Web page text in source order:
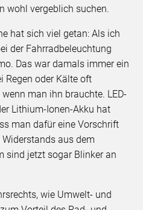
wohl vergeblich suchen.
hat sich viel getan: Als ich
der Fahrradbeleuchtung
Das war damals immer ein
Regen oder Kälte oft
man ihn brauchte. LED-
Lithium-Ionen-Akku hat
man dafür eine Vorschrift
aus dem
sind jetzt sogar Blinker an
wie Umwelt- und